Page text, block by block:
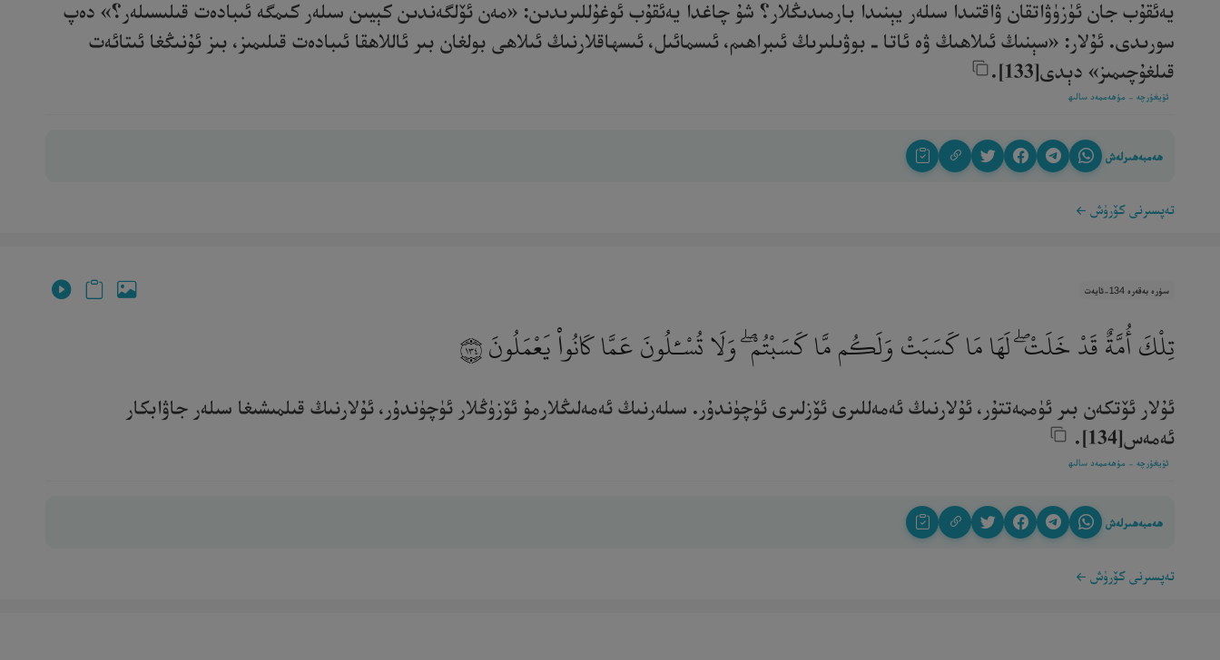
يەئقۇب جان ئۈزۈۋاتقان ۋاقتىدا سىلەر يېنىدا بارمىدىڭلار؟ شۇ چاغدا يەئقۇب ئوغۇللىرىدىن: «مەن ئۆلگەندىن كېيىن سىلەر كىمگە ئىبادەت قىلىسىلەر؟» دەپ
سورىدى. ئۇلار: «سېنىڭ ئىلاھىڭ ۋە ئاتا ـ بوۋىلىرىڭ ئىبراھىم، ئىسمائىل، ئىسھاقلارنىڭ ئىلاھى بولغان بىر ئاللاھقا ئىبادەت قىلىمىز، بىز ئۇنىڭغا ئىتائەت
قىلغۇچىمىز» دېدى[133].‎
ئۇيغۇرچە - مۇھەممەد سالىھ
ھەمبەھىرلەش
تەپسىرنى كۆرۈش
سۈرە بەقەرە 134-ئايەت
تِلْكَ أُمَّةٌ قَدْ خَلَتْ ۖ لَهَا مَا كَسَبَتْ وَلَكُم مَّا كَسَبْتُمْ ۖ وَلَا تُسْـَٔلُونَ عَمَّا كَانُوا۟ يَعْمَلُونَ ١٣٤
ئۇلار ئۆتكەن بىر ئۈممەتتۇر، ئۇلارنىڭ ئەمەللىرى ئۆزلىرى ئۈچۈندۇر. سىلەرنىڭ ئەمەلىڭلارمۇ ئۆزۈڭلار ئۈچۈندۇر، ئۇلارنىڭ قىلمىشىغا سىلەر جاۋابكار
ئەمەس[134]. ‎
ئۇيغۇرچە - مۇھەممەد سالىھ
ھەمبەھىرلەش
تەپسىرنى كۆرۈش